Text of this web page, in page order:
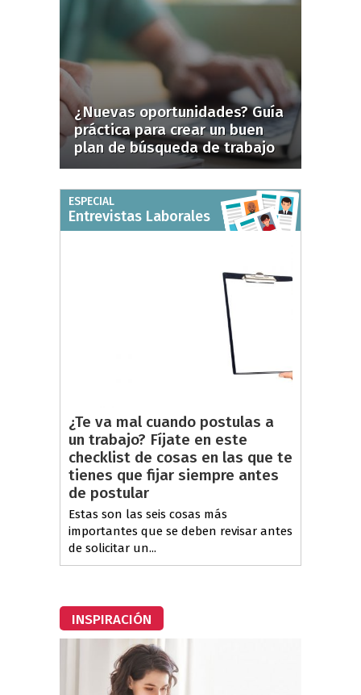
¿Nuevas oportunidades? Guía
práctica para crear un buen
plan de búsqueda de trabajo
ESPECIAL
Entrevistas Laborales
¿Te va mal cuando postulas a
un trabajo? Fíjate en este
checklist de cosas en las que te
tienes que fijar siempre antes
de postular
Estas son las seis cosas más
importantes que se deben revisar antes
de solicitar un...
INSPIRACIÓN